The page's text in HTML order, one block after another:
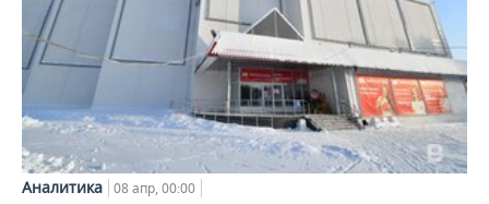
Аналитика 08 апр, 00:00